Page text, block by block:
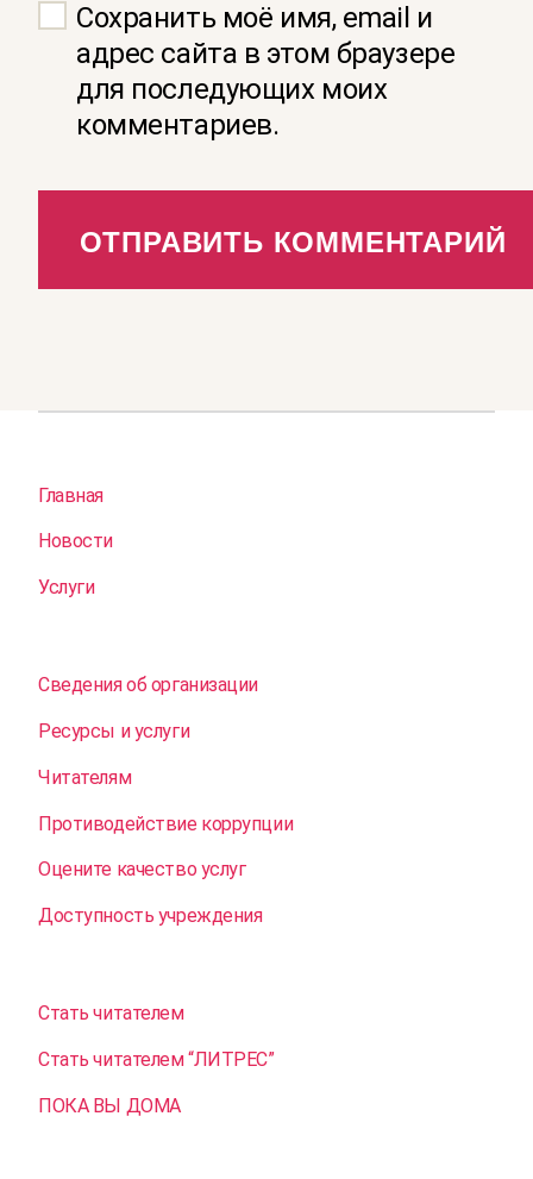
Сохранить моё имя, email и
адрес сайта в этом браузере
для последующих моих
комментариев.
Главная
Новости
Услуги
Сведения об организации
Ресурсы и услуги
Читателям
Противодействие коррупции
Оцените качество услуг
Доступность учреждения
Стать читателем
Стать читателем “ЛИТРЕС”
ПОКА ВЫ ДОМА